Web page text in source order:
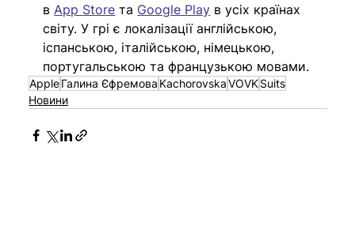
в App Store та Google Play в усіх країнах
світу. У грі є локалізації англійською,
іспанською, італійською, німецькою,
португальською та французькою мовами.
AppleГалина Єфремова KachorovskaVOVKSuits
Новини